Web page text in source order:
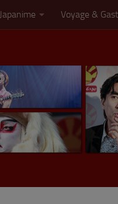
Japanime Voyage &